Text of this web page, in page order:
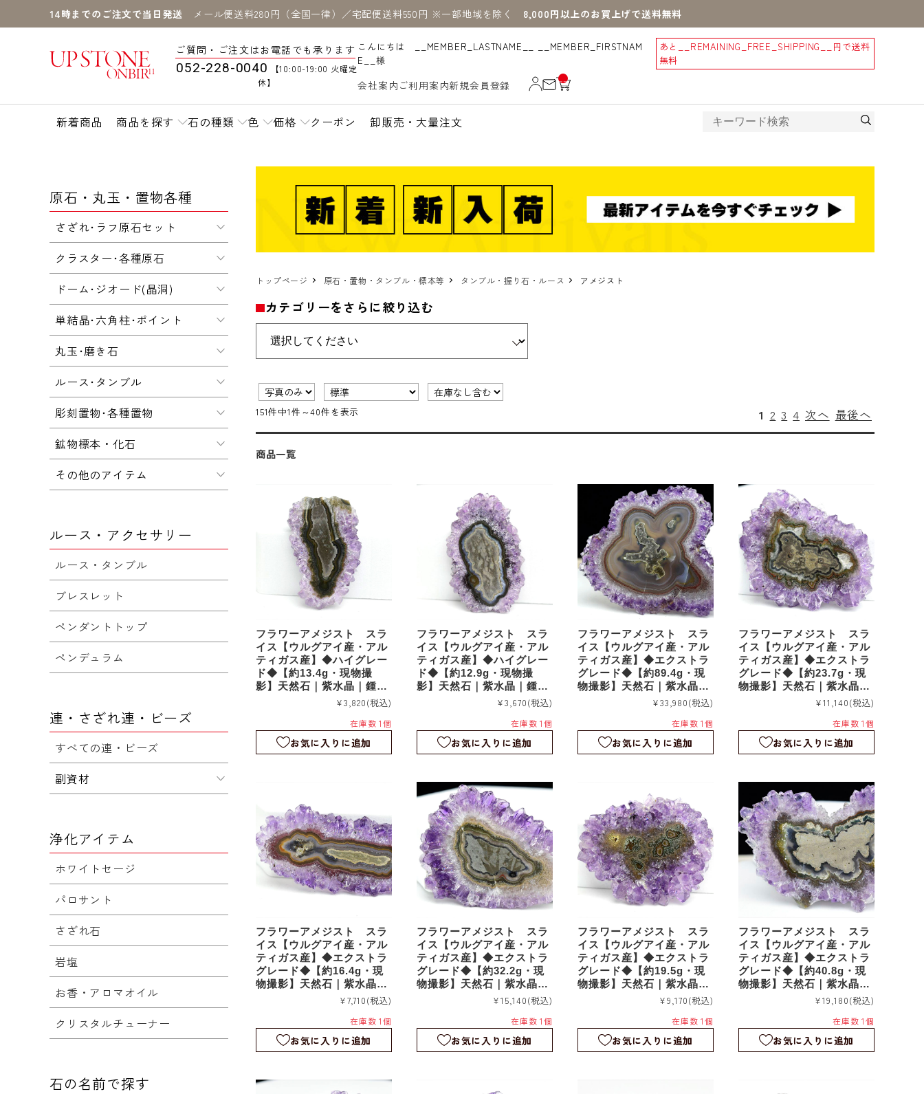
14時までのご注文で当日発送 メール便送料280円（全国一律）／宅配便送料550円 ※一部地域を除く 8,000円以上のお買上げで送料無料
ご質問・ご注文はお電話でも承ります
052-228-0040
【10:00-19:00 火曜定
休】
こんにちは __MEMBER_LASTNAME__ __MEMBER_FIRSTNAM
E__様
あと __REMAINING_FREE_SHIPPING__
円で送料
無料
会社案内 ご利用案内新規会員登録
__
IT
_C
新着商品 商品を探す 石の種類 色 価格 クーポン 卸販売・大量注文
トップページ 原石・置物・タンブル・標本等 タンブル・握り石・ルース アメジスト
カテゴリーをさらに絞り込む
151件中1件～40件を表示 1 2 3 4 次へ 最後へ
商品一覧
フラワーアメジスト スラ
イス【ウルグアイ産・アル
ティガス産】◆ハイグレー
ド◆【約13.4g・現物撮
影】天然石｜紫水晶｜鍾乳
石｜つらら石｜スタラクタ
¥3,820(税込)
在庫数 1個
お気に入りに追加
フラワーアメジスト スラ
イス【ウルグアイ産・アル
ティガス産】◆ハイグレー
ド◆【約12.9g・現物撮
影】天然石｜紫水晶｜鍾乳
石｜つらら石｜スタラクタ
¥3,670(税込)
在庫数 1個
お気に入りに追加
フラワーアメジスト スラ
イス【ウルグアイ産・アル
ティガス産】◆エクストラ
グレード◆【約89.4g・現
物撮影】天然石｜紫水晶｜
鍾乳石｜つらら石｜スタラ
¥33,980(税込)
在庫数 1個
お気に入りに追加
フラワーアメジスト スラ
イス【ウルグアイ産・アル
ティガス産】◆エクストラ
グレード◆【約23.7g・現
物撮影】天然石｜紫水晶｜
鍾乳石｜つらら石｜スタラ
¥11,140(税込)
在庫数 1個
お気に入りに追加
フラワーアメジスト スラ
イス【ウルグアイ産・アル
ティガス産】◆エクストラ
グレード◆【約16.4g・現
物撮影】天然石｜紫水晶｜
鍾乳石｜つらら石｜スタラ
¥7,710(税込)
在庫数 1個
お気に入りに追加
フラワーアメジスト スラ
イス【ウルグアイ産・アル
ティガス産】◆エクストラ
グレード◆【約32.2g・現
物撮影】天然石｜紫水晶｜
鍾乳石｜つらら石｜スタラ
¥15,140(税込)
在庫数 1個
お気に入りに追加
フラワーアメジスト スラ
イス【ウルグアイ産・アル
ティガス産】◆エクストラ
グレード◆【約19.5g・現
物撮影】天然石｜紫水晶｜
鍾乳石｜つらら石｜スタラ
¥9,170(税込)
在庫数 1個
お気に入りに追加
フラワーアメジスト スラ
イス【ウルグアイ産・アル
ティガス産】◆エクストラ
グレード◆【約40.8g・現
物撮影】天然石｜紫水晶｜
鍾乳石｜つらら石｜スタラ
¥19,180(税込)
在庫数 1個
お気に入りに追加
原石・丸玉・置物各種
さざれ･ラフ原石セット
クラスター･各種原石
ドーム･ジオード(晶洞)
単結晶･六角柱･ポイント
丸玉･磨き石
ルース･タンブル
彫刻置物･各種置物
鉱物標本・化石
その他のアイテム
ルース・アクセサリー
ルース・タンブル
ブレスレット
ペンダントトップ
ペンデュラム
連・さざれ連・ビーズ
すべての連・ビーズ
副資材
浄化アイテム
ホワイトセージ
パロサント
さざれ石
岩塩
お香・アロマオイル
クリスタルチューナー
石の名前で探す